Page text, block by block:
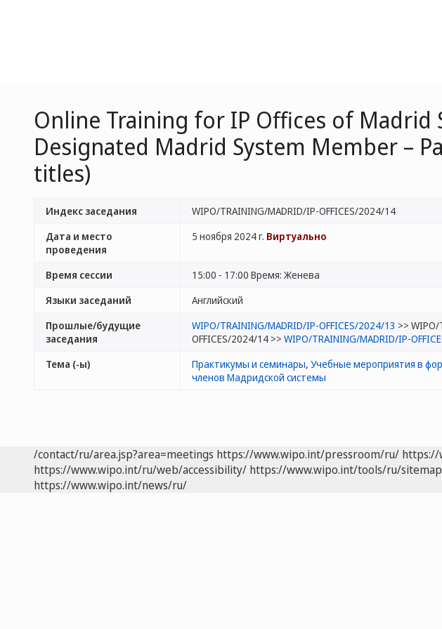
Online Training for IP Offices of
Designated Madrid System Member –
titles)
Индекс заседания
WIPO/TRAINING/MADRID/IP-OFFICES/2024/14
Дата и место
проведения
5 ноября 2024 г. Виртуально
Время сессии
15:00 - 17:00 Время: Женева
Языки заседаний
Английский
Прошлые/будущие
заседания
WIPO/TRAINING/MADRID/IP-OFFICES/2024/13 >>
OFFICES/2024/14 >> WIPO/TRAINING/MADRID/IP-
Тема (-ы)
Практикумы и семинары, Учебные мероприятия в
членов Мадридской системы
/contact/ru/area.jsp?area=meetings https://www.wipo.int/pressroom/ru/ https://
https://www.wipo.int/ru/web/accessibility/ https://www.wipo.int/tools/ru/
https://www.wipo.int/news/ru/